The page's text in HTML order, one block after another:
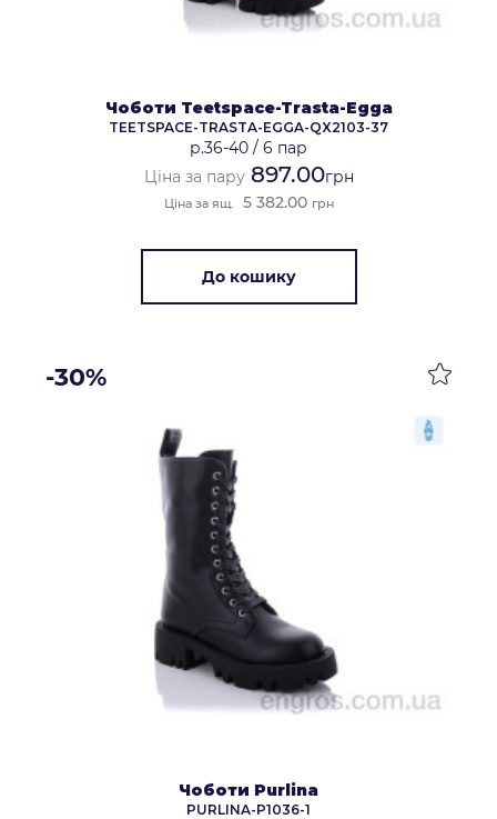
Чоботи Teetspace-Trasta-Egga
TEETSPACE-TRASTA-EGGA-QX2103-37
р.36-40 / 6 пар
Ціна за пару897.00грн
Ціна за ящ. 5 382.00 грн
До кошику
-30%
Чоботи Purlina
PURLINA-P1036-1